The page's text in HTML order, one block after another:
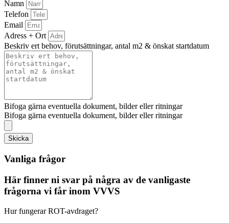
Namn
Telefon
Email
Adress + Ort
Beskriv ert behov, förutsättningar, antal m2 & önskat startdatum
Bifoga gärna eventuella dokument, bilder eller ritningar
Bifoga gärna eventuella dokument, bilder eller ritningar
Skicka
Vanliga frågor
Här finner ni svar på några av de vanligaste
frågorna vi får inom VVVS
Hur fungerar ROT-avdraget?